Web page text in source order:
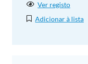
Ver registo
Adicionar à lista